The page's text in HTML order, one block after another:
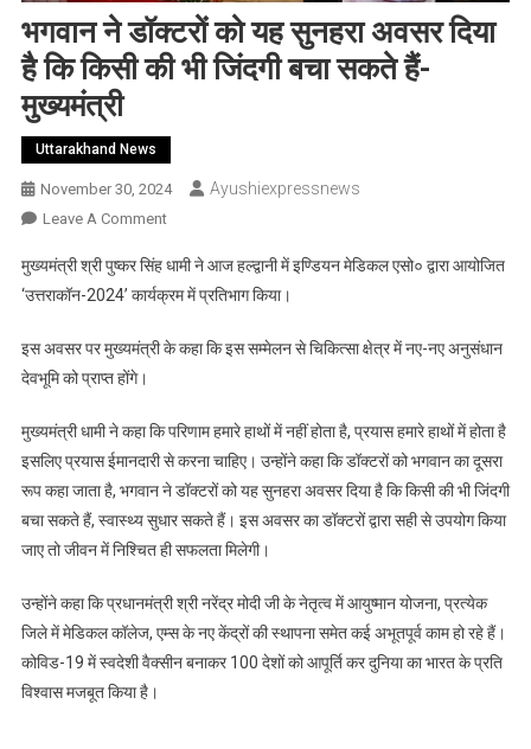
भगवान ने डॉक्टरों को यह सुनहरा अवसर दिया
है कि किसी की भी जिंदगी बचा सकते हैं-
मुख्यमंत्री
Uttarakhand News
November 30, 2024 Ayushiexpressnews
Leave A CommentOn
ने
डॉक्टरों
यह
दिया
है
कि
किसी
की
जिंदगी
बचा
सकते
मुख्यमंत्री श्री पुष्कर सिंह धामी ने आज हल्द्वानी में इण्डियन मेडिकल एसो० द्वारा आयोजित
‘उत्तराकॉन-2024’ कार्यक्रम में प्रतिभाग किया।
इस अवसर पर मुख्यमंत्री के कहा कि इस सम्मेलन से चिकित्सा क्षेत्र में नए-नए अनुसंधान
देवभूमि को प्राप्त होंगे।
मुख्यमंत्री धामी ने कहा कि परिणाम हमारे हाथों में नहीं होता है, प्रयास हमारे हाथों में होता है
इसलिए प्रयास ईमानदारी से करना चाहिए। उन्होंने कहा कि डॉक्टरों को भगवान का दूसरा
रूप कहा जाता है, भगवान ने डॉक्टरों को यह सुनहरा अवसर दिया हैकि किसी की भी जिंदगी
बचा सकते हैं, स्वास्थ्य सुधार सकते हैं। इस अवसर का डॉक्टरों द्वारा सही से उपयोग किया
जाए तो जीवन में निश्चित ही सफलता मिलेगी।
उन्होंने कहा कि प्रधानमंत्री श्री नरेंद्र मोदी जी के नेतृत्व में आयुष्मान योजना, प्रत्येक
जिले में मेडिकल कॉलेज, एम्स के नए केंद्रों की स्थापना समेत कई अभूतपूर्व काम हो रहे हैं।
कोविड-19 में स्वदेशी वैक्सीन बनाकर 100 देशों को आपूर्ति कर दुनिया का भारत के प्रति
विश्वास मजबूत किया है।